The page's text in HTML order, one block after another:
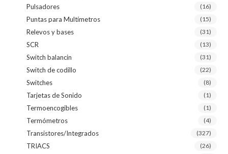
Pulsadores (16)
Puntas para Multímetros (15)
Relevos y bases (31)
SCR (13)
Switch balancin (31)
Switch de codillo (22)
Switches (8)
Tarjetas de Sonido (1)
Termoencogibles (1)
Termómetros (4)
Transistores/Integrados (327)
TRIACS (26)